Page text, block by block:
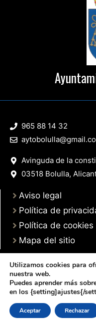
965 88 14 32
Avinguda de la
03518 Bolulla,
Aviso legal
Política de
Política de cookies
Mapa del sitio
© 2025 Web desarrollada por
Utilizamos cookies para
nuestra web.
Puedes aprender más
en los {setting]ajustes{/
Aceptar Rechazar